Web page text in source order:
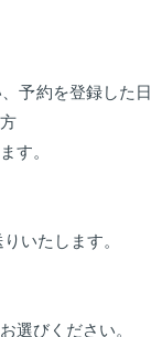
予約を登録した日
す。
いたします。
選びください。